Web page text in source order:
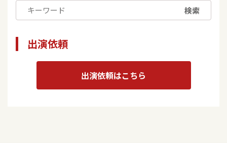
検索
出演依頼
出演依頼はこちら